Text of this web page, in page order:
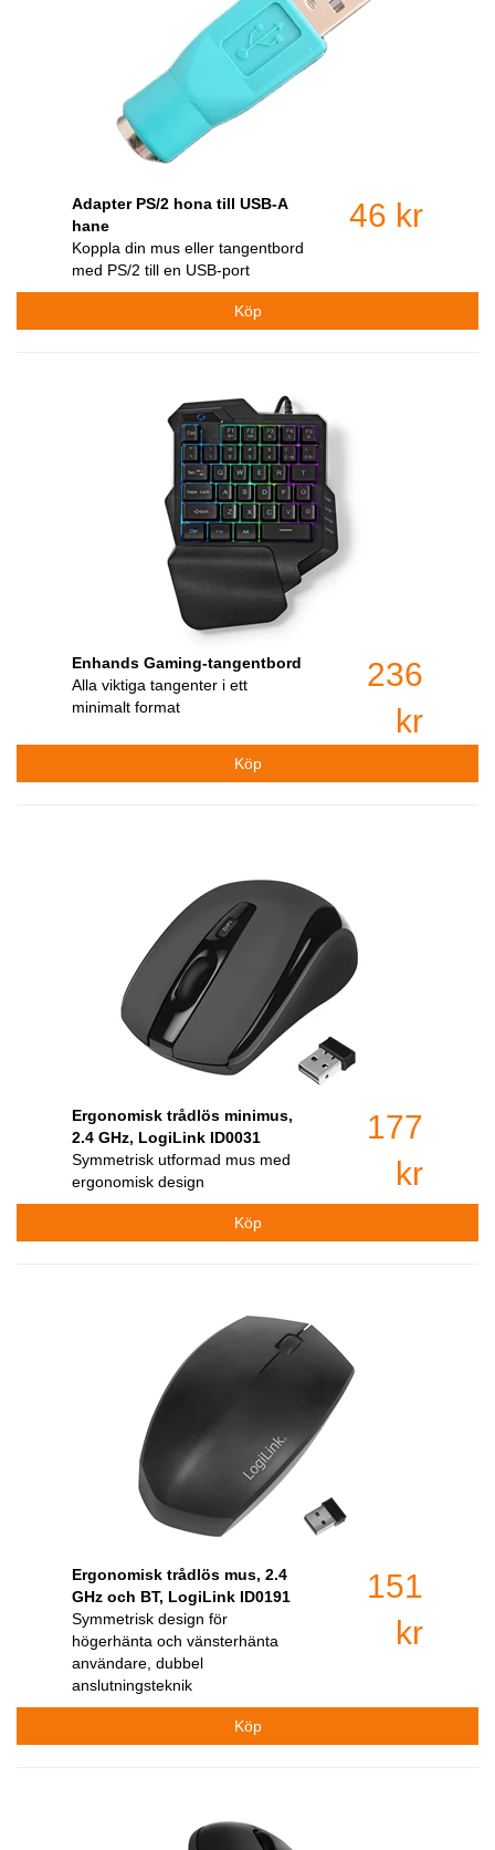
Adapter PS/2 hona till USB-A
hane
Koppla din mus eller tangentbord
med PS/2 till en USB-port
46 kr
Enhands Gaming-tangentbord
Alla viktiga tangenter i ett
minimalt format
236
kr
Ergonomisk trådlös minimus,
2.4 GHz, LogiLink ID0031
Symmetrisk utformad mus med
ergonomisk design
177
kr
Ergonomisk trådlös mus, 2.4
GHz och BT, LogiLink ID0191
Symmetrisk design för
högerhänta och vänsterhänta
användare, dubbel
anslutningsteknik
151
kr